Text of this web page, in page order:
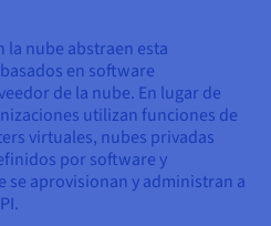
la nube abstraen esta
en software
de la nube. En lugar de
utilizan funciones de
virtuales, nubes privadas
por software y
se aprovisionan y administran a